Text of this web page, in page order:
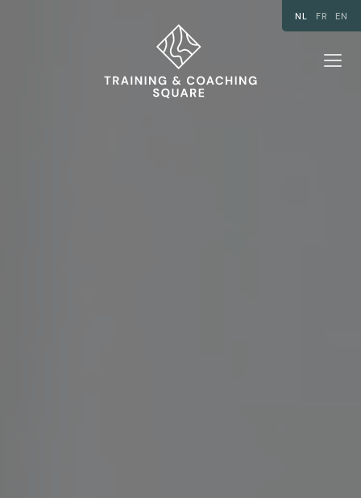
NL FR EN